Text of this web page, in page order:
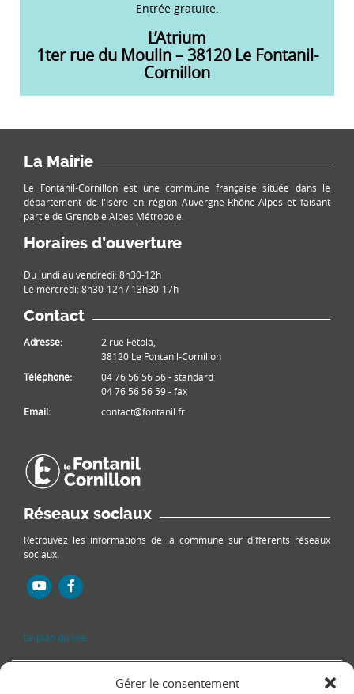
Gérer le consentement
Entrée gratuite.
L’Atrium
1ter rue du Moulin – 38120 Le Fontanil-
Cornillon
La Mairie
Le Fontanil-Cornillon est une commune française située dans le
département de l'Isère en région Auvergne-Rhône-Alpes et faisant
partie de Grenoble Alpes Métropole.
Horaires d’ouverture
Du lundi au vendredi: 8h30-12h
Le mercredi: 8h30-12h / 13h30-17h
Contact
Adresse:
2 rue Fétola,
38120 Le Fontanil-Cornillon
Téléphone:
04 76 56 56 56 - standard
04 76 56 56 59 - fax
Email:
contact@fontanil.fr
Réseaux sociaux
Retrouvez les informations de la commune sur différents réseaux
sociaux.
Le plan du site